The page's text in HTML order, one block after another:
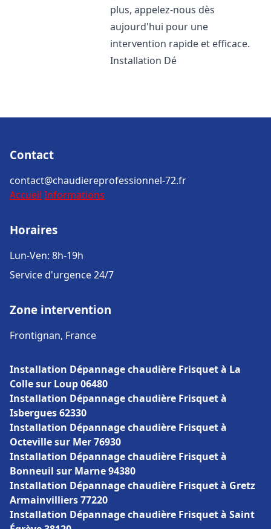
plus, appelez-nous dès
aujourd'hui pour une
intervention rapide et efficace.
Installation Dé
Contact
contact@chaudiereprofessionnel-72.fr
Accueil Informations
Horaires
Lun-Ven: 8h-19h
Service d'urgence 24/7
Zone intervention
Frontignan, France
Installation Dépannage chaudière Frisquet à La
Colle sur Loup 06480
Installation Dépannage chaudière Frisquet à
Isbergues 62330
Installation Dépannage chaudière Frisquet à
Octeville sur Mer 76930
Installation Dépannage chaudière Frisquet à
Bonneuil sur Marne 94380
Installation Dépannage chaudière Frisquet à Gretz
Armainvilliers 77220
Installation Dépannage chaudière Frisquet à Saint